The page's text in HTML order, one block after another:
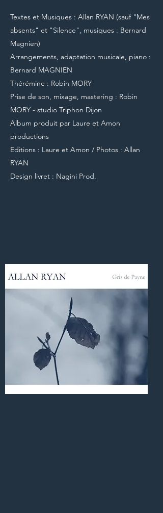
Textes et Musiques : Allan RYAN (sauf "Mes
absents" et "Silence", musiques : Bernard
Magnien)
Arrangements, adaptation musicale, piano :
Bernard MAGNIEN
Thérémine : Robin MORY
Prise de son, mixage, mastering : Robin
MORY - studio Triphon Dijon
Album produit par Laure et Amon
productions
Editions : Laure et Amon / Photos : Allan
RYAN
Design livret : Nagini Prod.